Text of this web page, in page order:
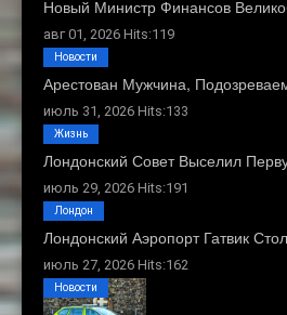
Новый Министр Финансов
авг 01, 2026 Hits:119
Арестован Мужчина,
июль 31, 2026 Hits:133
Новости
Лондонский Совет Выселил
июль 29, 2026 Hits:191
Жизнь
Лондонский Аэропорт Гатвик
июль 27, 2026 Hits:162
Лондон
Новости